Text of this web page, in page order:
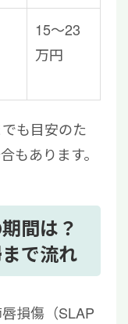
15～23
万円
も目安のた
もあります。
間は？
で流れ
損傷（SLAP